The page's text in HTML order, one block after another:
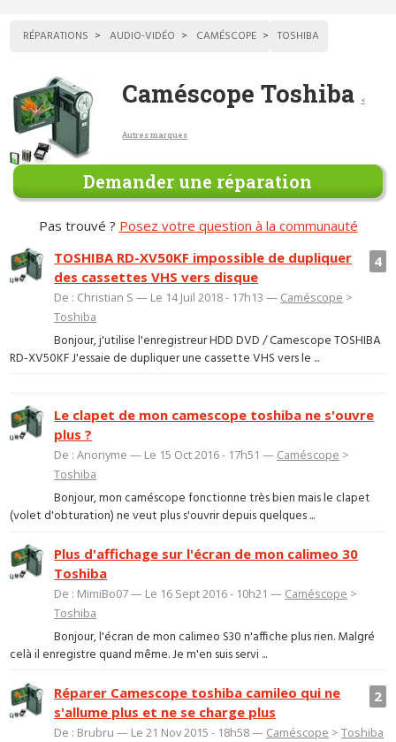
RÉPARATIONS AUDIO-VIDÉO CAMÉSCOPE TOSHIBA
Caméscope Toshiba <
Autres marques
Demander une réparation
Pas trouvé ? Posez votre question à la communauté
4
TOSHIBA RD-XV50KF impossible de dupliquer
des cassettes VHS vers disque
De : Christian S — Le 14 Juil 2018 - 17h13 — Caméscope >
Toshiba
Bonjour, j'utilise l'enregistreur HDD DVD / Camescope TOSHIBA
RD-XV50KF J'essaie de dupliquer une cassette VHS vers le ...
Le clapet de mon camescope toshiba ne s'ouvre
plus ?
De : Anonyme — Le 15 Oct 2016 - 17h51 — Caméscope >
Toshiba
Bonjour, mon caméscope fonctionne très bien mais le clapet
(volet d'obturation) ne veut plus s'ouvrir depuis quelques ...
Plus d'affichage sur l'écran de mon calimeo 30
Toshiba
De : MimiBo07 — Le 16 Sept 2016 - 10h21 — Caméscope >
Toshiba
Bonjour, l'écran de mon calimeo S30 n'affiche plus rien. Malgré
celà il enregistre quand même. Je m'en suis servi ...
2
Réparer Camescope toshiba camileo qui ne
s'allume plus et ne se charge plus
De : Brubru — Le 21 Nov 2015 - 18h58 — Caméscope >Toshiba